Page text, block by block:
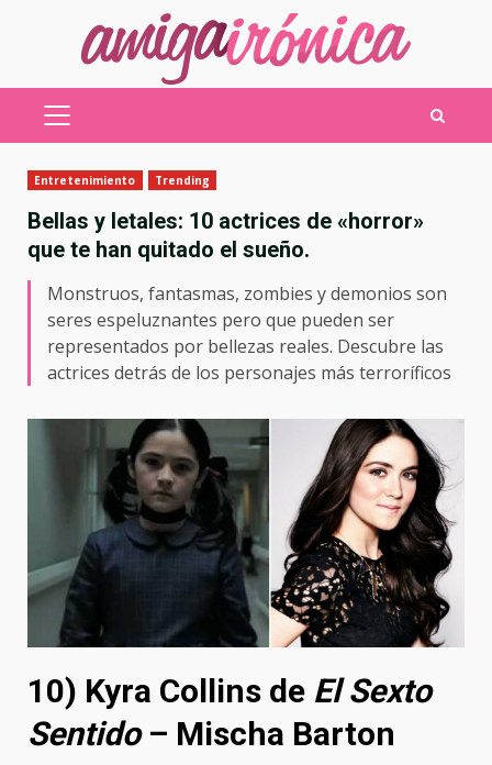
MENÚ
Entretenimiento Trending
Bellas y letales: 10 actrices de «horror»
que te han quitado el sueño.
Monstruos, fantasmas, zombies y demonios son
seres espeluznantes pero que pueden ser
representados por bellezas reales. Descubre las
actrices detrás de los personajes más terroríficos
10) Kyra Collins de El Sexto
Sentido – Mischa Barton